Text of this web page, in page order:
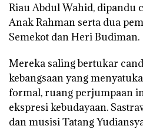
Riau Abdul Wahid, dipandu
Anak Rahman serta dua
Semekot dan Heri Budiman.
Mereka saling bertukar
kebangsaan yang
formal, ruang perjumpaan
ekspresi kebudayaan.
dan musisi Tatang